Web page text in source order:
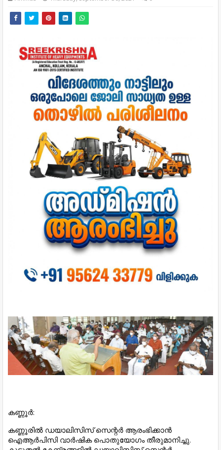
കണ്ണൂർ:
കണ്ണൂരിൽ ഡയാലിസിസ് സെന്റർ ആരംഭിക്കാൻ
ഐആർപിസി വാർഷിക പൊതുയോഗം തീരുമാനിച്ചു.